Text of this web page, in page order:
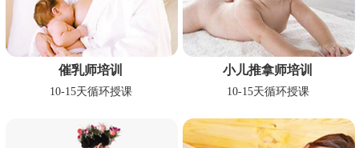
催乳师培训
10-15天循环授课
小儿推拿师培训
10-15天循环授课